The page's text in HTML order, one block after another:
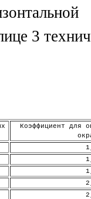
3
Коэффициент для